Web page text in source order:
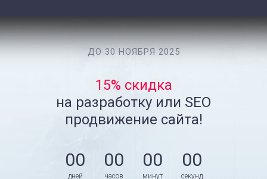
ДО 30 НОЯБРЯ 2025
15% скидка
на разработку или SEO
продвижение сайта!
00
дней
00
часов
00
минут
00
секунд